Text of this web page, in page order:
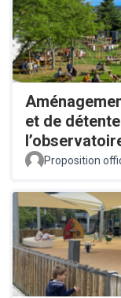
et de
Proposition